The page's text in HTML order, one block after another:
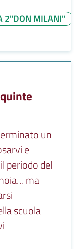
2"DON MILANI"
un
e
periodo del
ma
scuola